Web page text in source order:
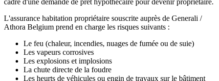
cadre d'une demande de prêt hypothécaire pour devenir propriétaire.
L'assurance habitation propriétaire souscrite auprès de Generali /
Athora Belgium prend en charge les risques suivants :
Le feu (chaleur, incendies, nuages de fumée ou de suie)
Les vapeurs corrosives
Les explosions et implosions
La chute directe de la foudre
Les heurts de véhicules ou engin de travaux sur le bâtiment